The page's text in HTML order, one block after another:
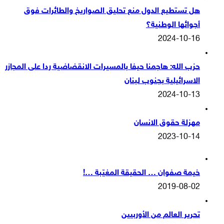
هل تستطيع الدول منع تحليق الصواريخ والطائرات فوق
أجوائها الوطنية؟
2024-10-16
حزب الله: هاجمنا حيفا بالمسيرات الانقضاضية ردا على المجازر
الاسرائيلية بجنوب لبنان
2024-10-13
مهزلة حقوق الانسان
2023-10-14
خيمة صفوان … الحقيقة المغيّبة …!
2019-08-02
تحرير العالم من الأوربيين